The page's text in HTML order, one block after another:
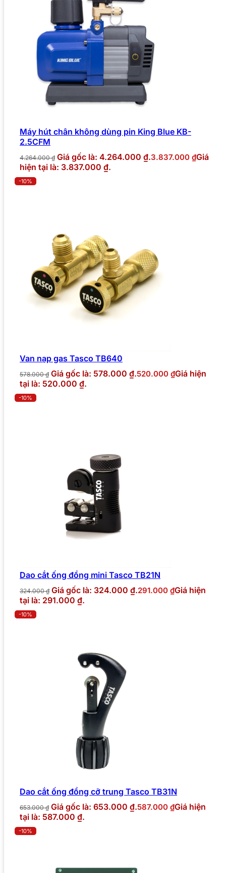
Máy hút chân không dùng pin King Blue KB-
2.5CFM
4.264.000₫ Giá gốc là: 4.264.000 ₫.3.837.000 ₫Giá
hiện tại là: 3.837.000 ₫.
-10%
Van nạp gas Tasco TB640
578.000₫ Giá gốc là: 578.000 ₫.520.000 ₫Giá hiện
tại là: 520.000 ₫.
-10%
Dao cắt ống đồng mini Tasco TB21N
324.000₫ Giá gốc là: 324.000 ₫.291.000 ₫Giá hiện
tại là: 291.000 ₫.
-10%
Dao cắt ống đồng cỡ trung Tasco TB31N
653.000₫ Giá gốc là: 653.000 ₫.587.000 ₫Giá hiện
tại là: 587.000 ₫.
-10%